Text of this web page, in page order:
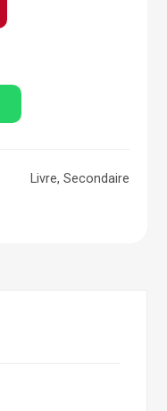
Livre, Secondaire